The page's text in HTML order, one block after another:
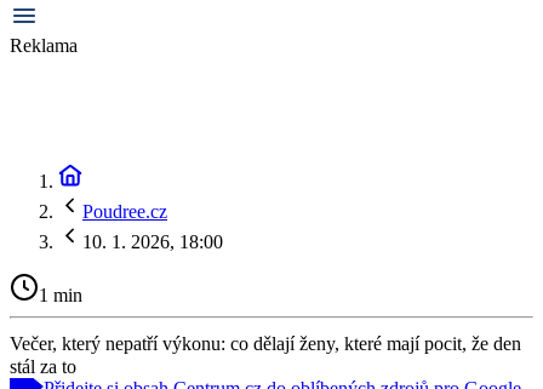
Reklama
Poudree.cz
10. 1. 2026, 18:00
1 min
Večer, který nepatří výkonu: co dělají ženy, které mají pocit, že den
stál za to